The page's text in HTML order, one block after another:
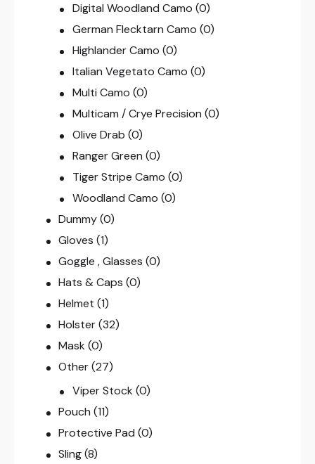
Digital Woodland Camo (0)
German Flecktarn Camo (0)
Highlander Camo (0)
Italian Vegetato Camo (0)
Multi Camo (0)
Multicam / Crye Precision (0)
Olive Drab (0)
Ranger Green (0)
Tiger Stripe Camo (0)
Woodland Camo (0)
Dummy (0)
Gloves (1)
Goggle , Glasses (0)
Hats & Caps (0)
Helmet (1)
Holster (32)
Mask (0)
Other (27)
Viper Stock (0)
Pouch (11)
Protective Pad (0)
Sling (8)